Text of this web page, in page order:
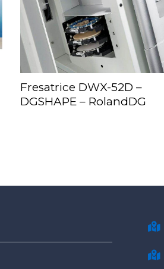
LEGGI TUTTO
Fresatrice DWX-52D –
DGSHAPE – RolandDG